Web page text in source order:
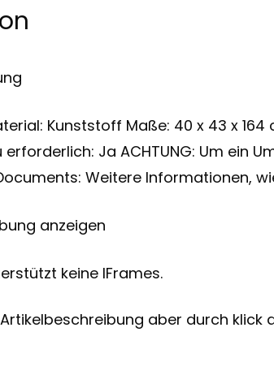
Kunststoff Maße: 40 x 43 x
Ja ACHTUNG: Um ein
Weitere Informationen,
anzeigen
keine IFrames.
aber durch klick